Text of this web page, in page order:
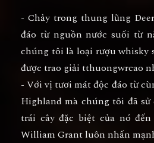
- Chảy trong thung lũng
đáo từ nguồn nước suối từ
chúng tôi là loại rượu whisky
được trao giải tthuongwrcao
- Với vị tươi mát độc đáo từ
Highland mà chúng tôi đã sử
trái cây đặc biệt của nó
William Grant luôn nhấn